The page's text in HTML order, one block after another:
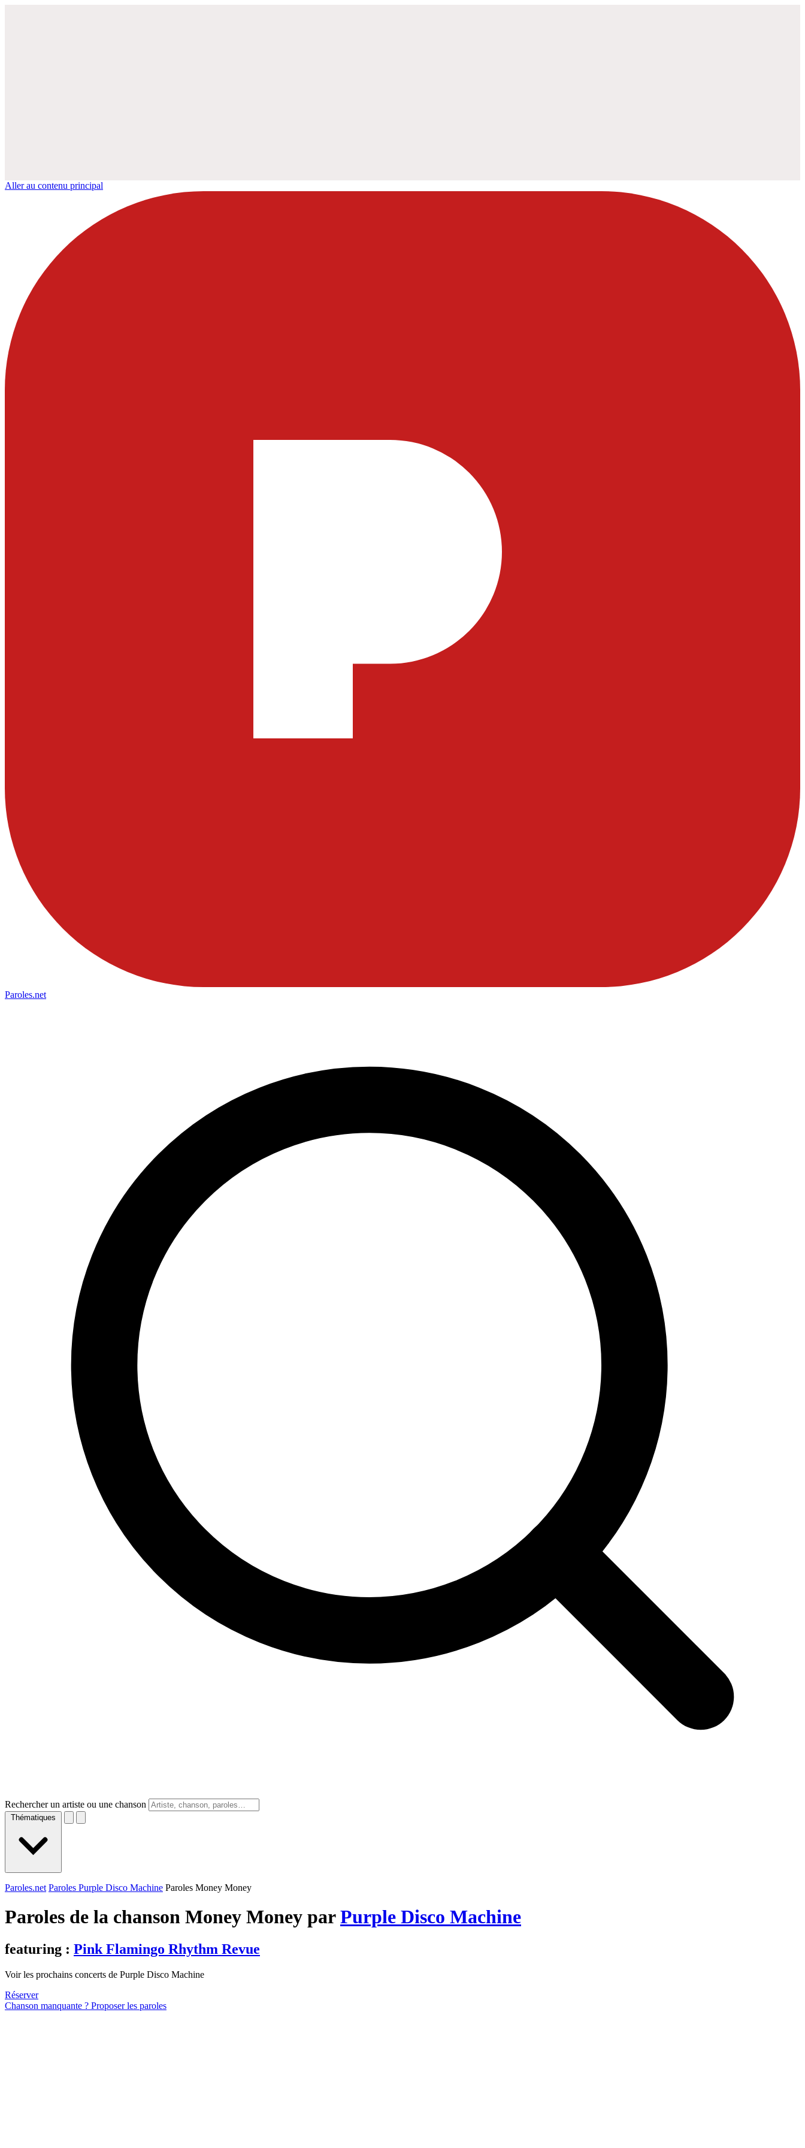
Aller au contenu principal
Paroles.net
Rechercher un artiste ou une chanson
Thématiques
Paroles.net Paroles Purple Disco Machine Paroles Money Money
Paroles de la chanson Money Money parPurple Disco Machine
featuring : Pink Flamingo Rhythm Revue
Voir les prochains concerts de Purple Disco Machine
Réserver
Chanson manquante ? Proposer les paroles